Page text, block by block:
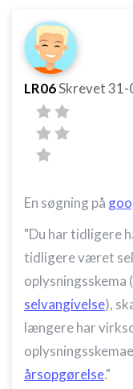
LR06Skrevet31-
En søgning på
"Du har tidligere
tidligere været
selvangivelse),
længere har
årsopgørelse."